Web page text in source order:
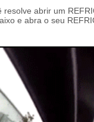
abrir um
e abra o seu